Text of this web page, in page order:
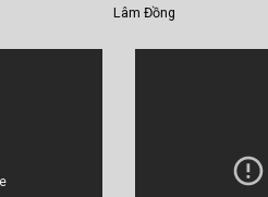
Lâm Đồng